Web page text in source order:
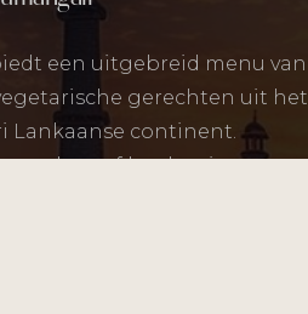
een uitgebreid menu van
gerechten uit het
Lankaanse continent.
al vanaf het begin